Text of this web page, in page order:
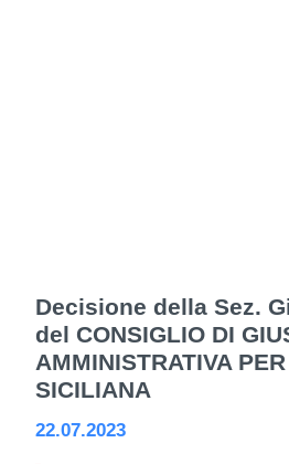
Decisione della Sez.
del CONSIGLIO DI
AMMINISTRATIVA
SICILIANA
22.07.2023